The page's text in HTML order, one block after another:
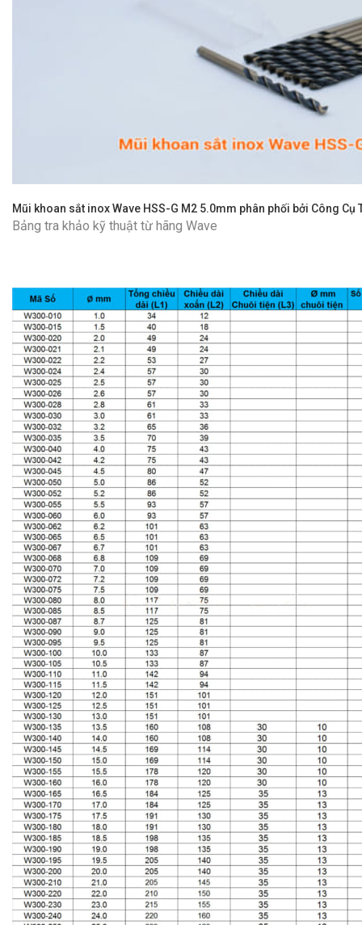
Mũi khoan sắt inox Wave HSS-G M2 5.0mm phân phối bởi Công Cụ
Bảng tra khảo kỹ thuật từ hãng Wave